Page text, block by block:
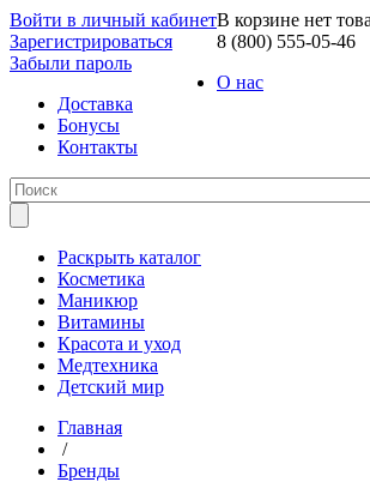
Войти в личный кабинет
Зарегистрироваться
Забыли пароль
В корзине нет
8 (800) 555-05-46
О нас
Доставка
Бонусы
Контакты
Раскрыть каталог
Косметика
Маникюр
Витамины
Красота и уход
Медтехника
Детский мир
Главная
/
Бренды